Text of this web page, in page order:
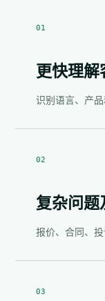
01
更快理解
识别语言、产
02
复杂问题
报价、合同、
03